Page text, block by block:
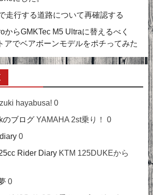
走行する道路について再確認する
からGMKTec M5 Ultraに替えるべく
アでベアボーンモデルをポチってみた
hayabusa! 0
のブログ YAMAHA 2st乗り！ 0
0
Rider Diary KTM 125DUKEから
0